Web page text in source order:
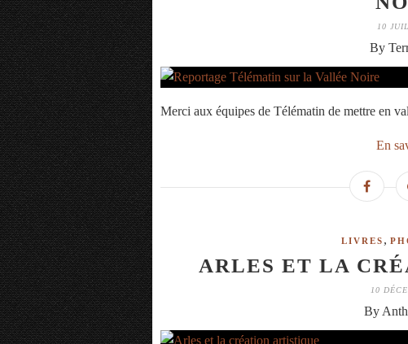
10
By
Merci aux équipes de Télématin de mettre en
En
LIVRES ,
ARLES ET LA
10
By